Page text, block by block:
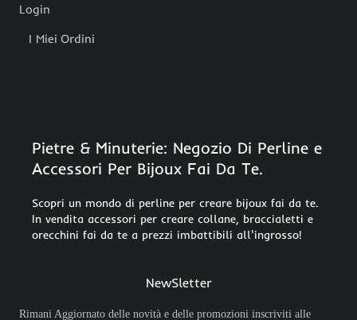
Login
I Miei Ordini
Pietre & Minuterie: Negozio Di Perline e
Accessori Per Bijoux Fai Da Te.
Scopri un mondo di perline per creare bijoux fai da te.
In vendita accessori per creare collane, braccialetti e
orecchini fai da te a prezzi imbattibili all'ingrosso!
NewSletter
Rimani Aggiornato delle novità e delle promozioni inscriviti alle